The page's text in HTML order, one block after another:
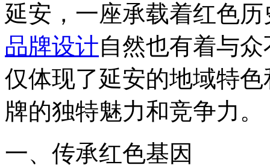
延安，一座承载着红色
品牌设计自然也有着与
仅体现了延安的地域特
牌的独特魅力和竞争力。
一、传承红色基因